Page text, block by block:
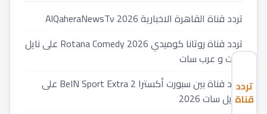
تردد
قناة
تردد قناة القاهرة الاخبارية 2026 AlQaheraNewsTv
تردد قناة روتانا كوميدي 2026 Rotana Comedy على نايل
سات و عرب سات
تردد قناة بين سبورت أكسترا 2 BeIN Sport Extra على
النايل سات 2026